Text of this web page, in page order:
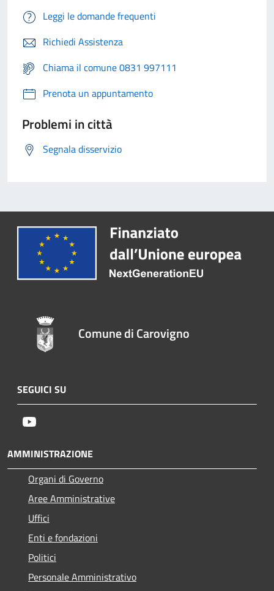
Leggi le domande frequenti
Richiedi Assistenza
Chiama il comune 0831 997111
Prenota un appuntamento
Problemi in città
Segnala disservizio
Comune di Carovigno
SEGUICI SU
AMMINISTRAZIONE
Organi di Governo
Aree Amministrative
Uffici
Enti e fondazioni
Politici
Personale Amministrativo